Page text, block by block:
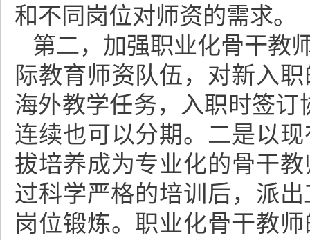
和不同岗位对师资的需求。
第二，加强职业化骨干教
际教育师资队伍，对新入
海外教学任务，入职时签订
连续也可以分期。二是以
拔培养成为专业化的骨干
过科学严格的培训后，派
岗位锻炼。职业化骨干教